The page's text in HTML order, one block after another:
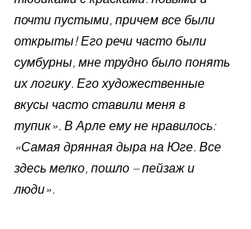
почти пустыми, причем все были
открыты! Его речи часто были
сумбурны, мне трудно было понять
их логику. Его художественные
вкусы часто ставили меня в
тупик». В Арле ему не нравилось:
«Самая дрянная дыра на Юге. Все
здесь мелко, пошло – пейзаж и
люди».